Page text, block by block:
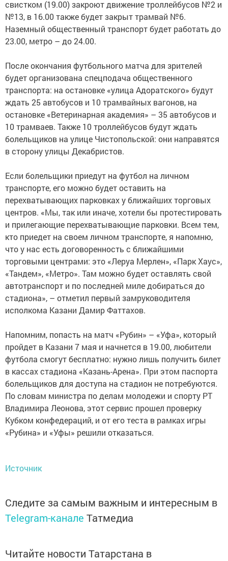
свистком (19.00) закроют движение троллейбусов №2 и
№13, в 16.00 также будет закрыт трамвай №6.
Наземный общественный транспорт будет работать до
23.00, метро – до 24.00.
После окончания футбольного матча для зрителей
будет организована спецподача общественного
транспорта: на остановке «улица Адоратского» будут
ждать 25 автобусов и 10 трамвайных вагонов, на
остановке «Ветеринарная академия» – 35 автобусов и
10 трамваев. Также 10 троллейбусов будут ждать
болельщиков на улице Чистопольской: они направятся
в сторону улицы Декабристов.
Если болельщики приедут на футбол на личном
транспорте, его можно будет оставить на
перехватывающих парковках у ближайших торговых
центров. «Мы, так или иначе, хотели бы протестировать
и прилегающие перехватывающие парковки. Всем тем,
кто приедет на своем личном транспорте, я напомню,
что у нас есть договоренность с ближайшими
торговыми центрами: это «Леруа Мерлен», «Парк Хаус»,
«Тандем», «Метро». Там можно будет оставлять свой
автотранспорт и по последней миле добираться до
стадиона», – отметил первый замруководителя
исполкома Казани Дамир Фаттахов.
Напомним, попасть на матч «Рубин» – «Уфа», который
пройдет в Казани 7 мая и начнется в 19.00, любители
футбола смогут бесплатно: нужно лишь получить билет
в кассах стадиона «Казань-Арена». При этом паспорта
болельщиков для доступа на стадион не потребуются.
По словам министра по делам молодежи и спорту РТ
Владимира Леонова, этот сервис прошел проверку
Кубком конфедераций, и от его теста в рамках игры
«Рубина» и «Уфы» решили отказаться.
Источник
Следите за самым важным и интересным в
Telegram-канале Татмедиа
Читайте новости Татарстана в